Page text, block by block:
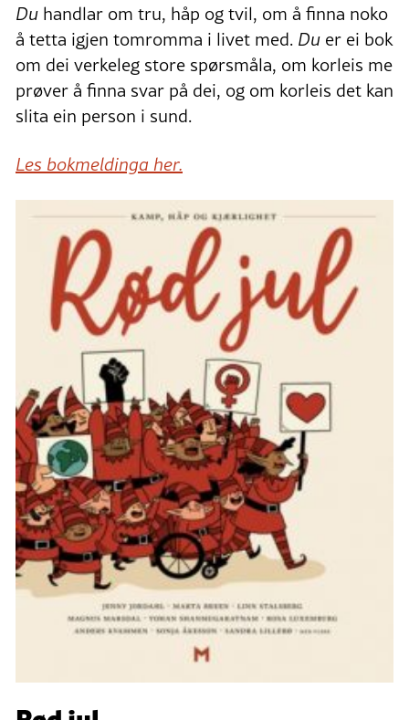
Du handlar om tru, håp og tvil, om å finna noko
å tetta igjen tomromma i livet med. Du er ei bok
om dei verkeleg store spørsmåla, om korleis me
prøver å finna svar på dei, og om korleis det kan
slita ein person i sund.
Les bokmeldinga her.